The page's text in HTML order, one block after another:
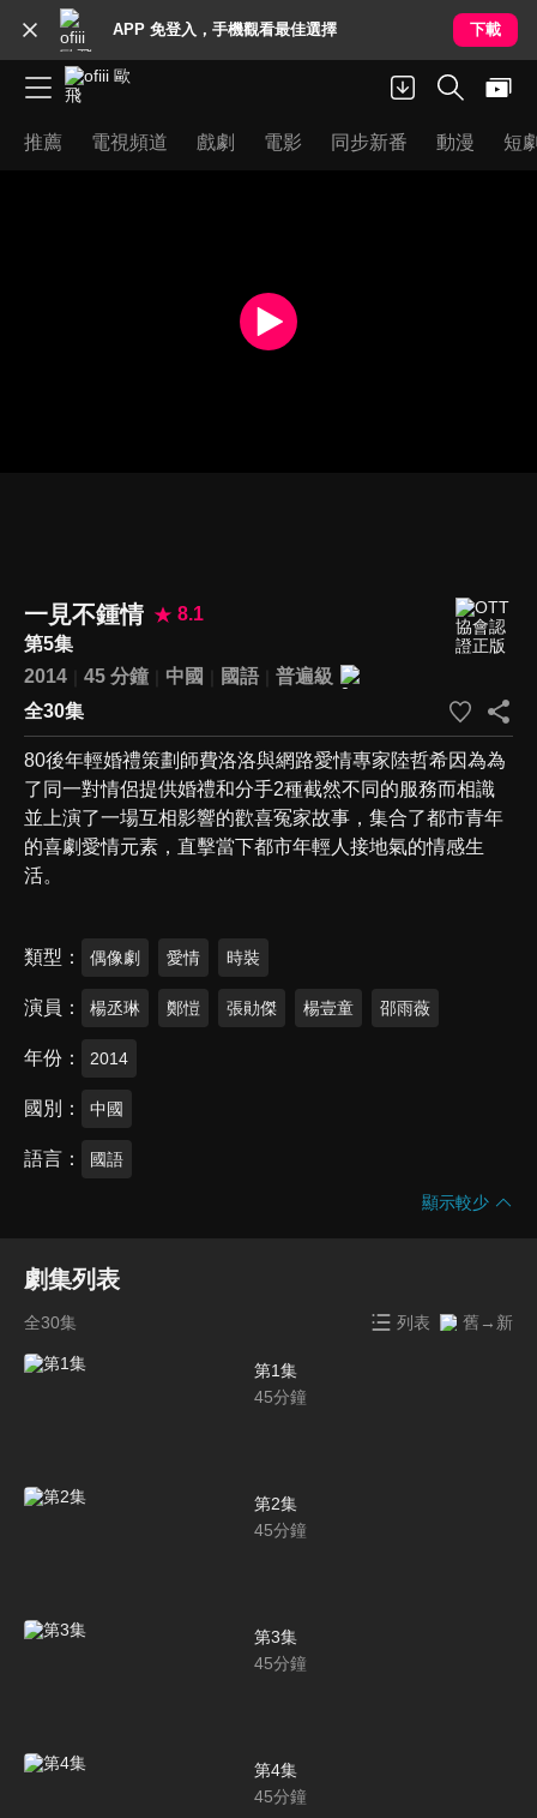
APP 免登入，手機觀看最佳選擇 下載
推薦 電視頻道 戲劇 電影 同步新番 動漫 短
一見不鍾情
8.1
第5集
2014
45 分鐘 中國 國語
普遍級
全30集
80後年輕婚禮策劃師費洛洛與網路愛情專家陸哲希因為為
了同一對情侶提供婚禮和分手2種截然不同的服務而相識
並上演了一場互相影響的歡喜冤家故事，集合了都市青年
的喜劇愛情元素，直擊當下都市年輕人接地氣的情感生
活。
類型 偶像劇 愛情 時裝
演員 楊丞琳 鄭愷 張勛傑 楊壹童 邵雨薇
年份 2014
國別 中國
語言 國語
顯示較少
劇集列表
全30集 列表 舊→新
第1集
45分鐘
第2集
45分鐘
第3集
45分鐘
第4集
45分鐘